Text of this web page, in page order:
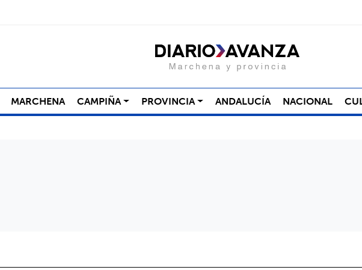
MARCHENA CAMPIÑA PROVINCIA ANDALUCÍA NACIONAL